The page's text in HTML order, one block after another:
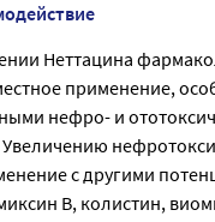
Неттацина
применение,
нефро- и
с другими
В, колистин,